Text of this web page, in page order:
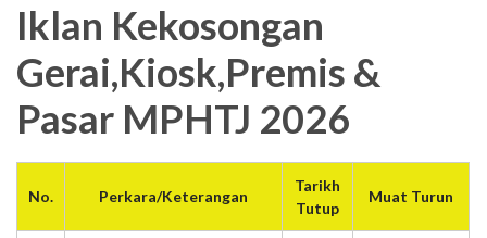
Iklan Kekosongan
Gerai,Kiosk,Premis &
Pasar MPHTJ 2026
No. Perkara/Keterangan
Tarikh
Tutup
Muat Turun